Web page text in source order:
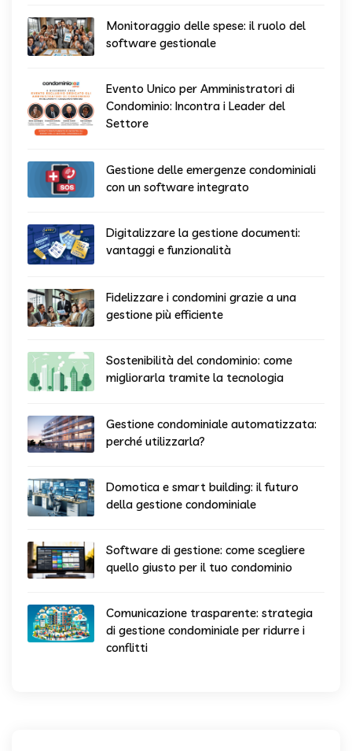
Monitoraggio delle spese: il ruolo del
software gestionale
Evento Unico per Amministratori di
Condominio: Incontra i Leader del
Settore
Gestione delle emergenze condominiali
con un software integrato
Digitalizzare la gestione documenti:
vantaggi e funzionalità
Fidelizzare i condomini grazie a una
gestione più efficiente
Sostenibilità del condominio: come
migliorarla tramite la tecnologia
Gestione condominiale automatizzata:
perché utilizzarla?
Domotica e smart building: il futuro
della gestione condominiale
Software di gestione: come scegliere
quello giusto per il tuo condominio
Comunicazione trasparente: strategia
di gestione condominiale per ridurre i
conflitti